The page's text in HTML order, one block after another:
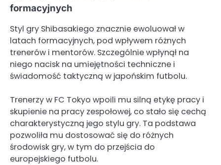
formacyjnych
Styl gry Shibasakiego znacznie ewoluował w
latach formacyjnych, pod wpływem różnych
trenerów i mentorów. Szczególnie wpłynął na
niego nacisk na umiejętności techniczne i
świadomość taktyczną w japońskim futbolu.
Trenerzy w FC Tokyo wpoili mu silną etykę pracy i
skupienie na pracy zespołowej, co stało się cechą
charakterystyczną jego stylu gry. Ta podstawa
pozwoliła mu dostosować się do różnych
środowisk gry, w tym do przejścia do
europejskiego futbolu.